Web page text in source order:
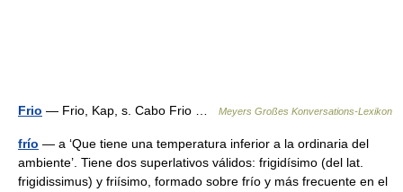
Frio — Frio, Kap, s. Cabo Frio … Meyers Großes Konversations-Lexikon
frío — a ‘Que tiene una temperatura inferior a la ordinaria del
ambiente’. Tiene dos superlativos válidos: frigidísimo (del lat.
frigidissimus) y friísimo, formado sobre frío y más frecuente en el